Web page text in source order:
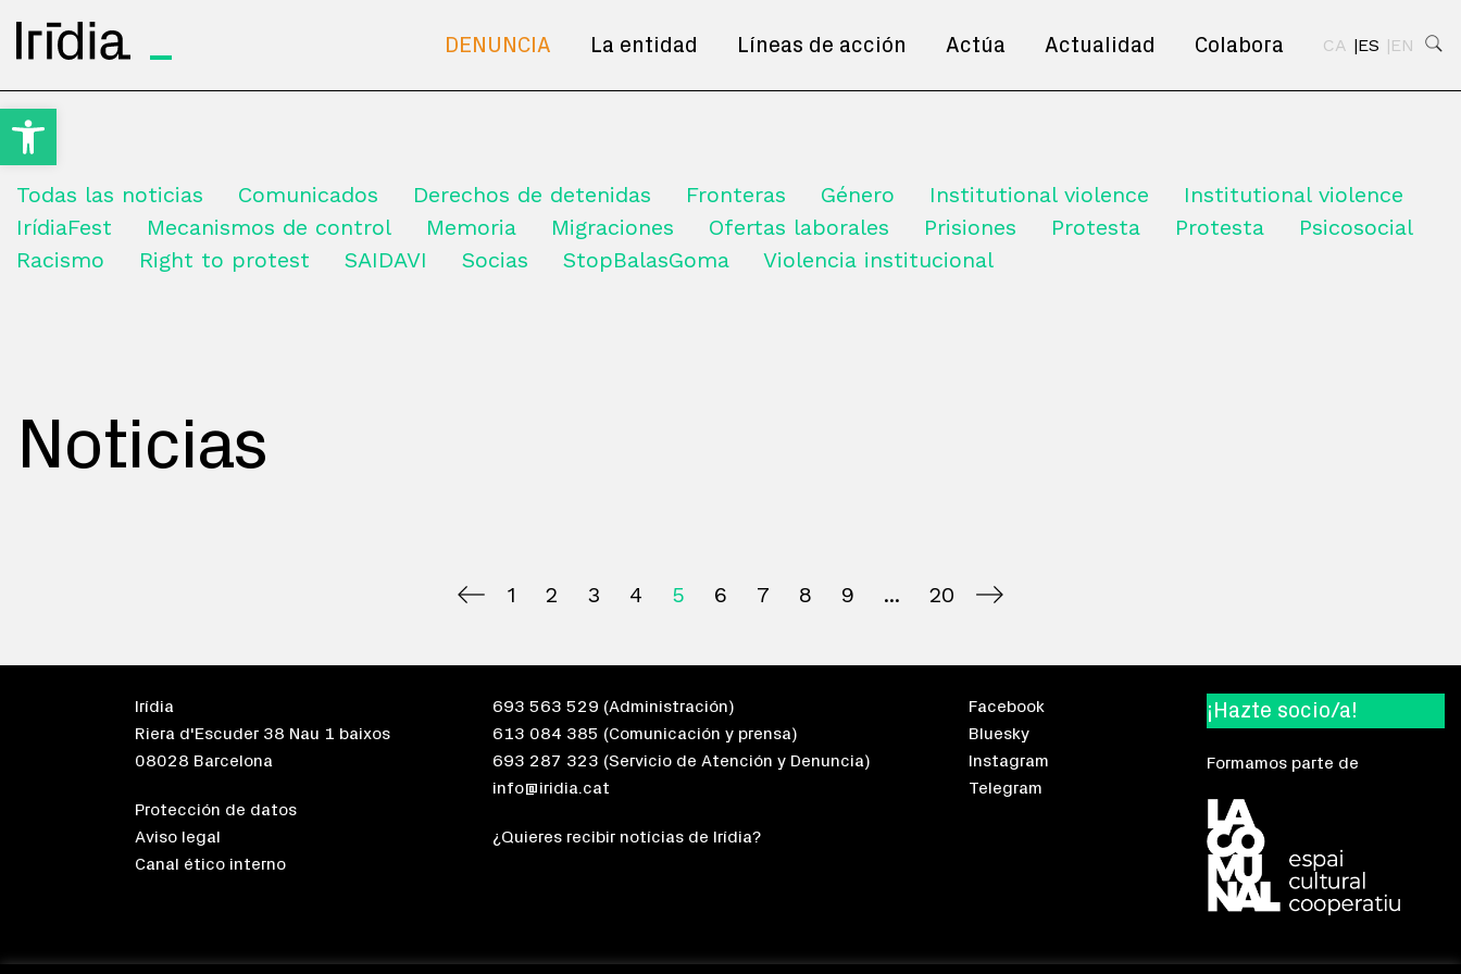
Open toolbar
Irídia DENUNCIA La entidad Líneas de acción Actúa Actualidad Colabora CA ES EN
Todas las noticias Comunicados Derechos de detenidas Fronteras Género Institutional violence
Institutional violence
IrídiaFest
Mecanismos de control Memoria Migraciones Ofertas laborales Prisiones Protesta Protesta
Psicosocial
Racismo
Right to protest SAIDAVI Socias StopBalasGoma Violencia institucional
Noticias
1 2 3 4 5 6 7 8 9 20
Irídia
Riera d'Escuder 38 Nau 1 baixos
08028 Barcelona
Protección de datos
Aviso legal
Canal ético interno
693 563 529 (Administración)
613 084 385 (Comunicación y prensa)
693 287 323 (Servicio de Atención y Denuncia)
info@iridia.cat
¿Quieres recibir notícias de Irídia?
Facebook
Bluesky
Instagram
Telegram
¡Hazte socio/a!
Formamos parte de